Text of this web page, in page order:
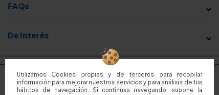
Utilizamos Cookies propias y de terceros para recopilar
información para mejorar nuestros servicios y para análisis de tus
hábitos de navegación. Si continuas navegando, supone la
FAQs
De Interés